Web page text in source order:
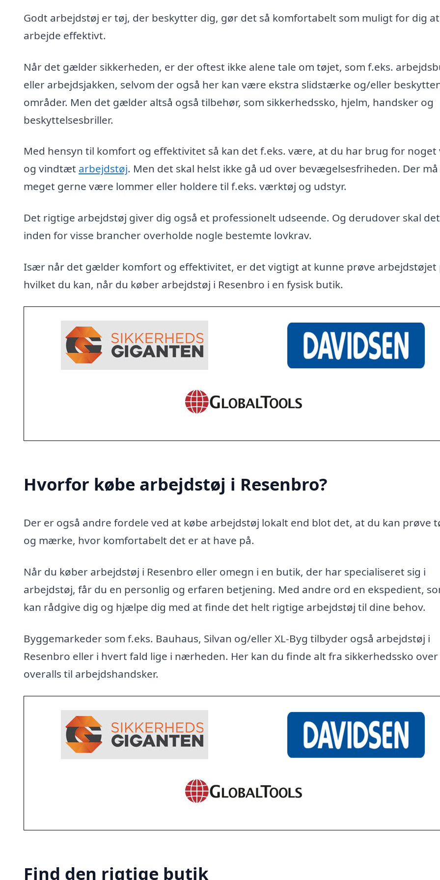
Godt arbejdstøj er tøj, der beskytter dig, gør det så komfortabelt som muligt for dig at
arbejde effektivt.
Når det gælder sikkerheden, er der oftest ikke alene tale om tøjet, som f.eks.
eller arbejdsjakken, selvom der også her kan være ekstra slidstærke og/eller
områder. Men det gælder altså også tilbehør, som sikkerhedssko, hjelm, handsker og
beskyttelsesbriller.
Med hensyn til komfort og effektivitet så kan det f.eks. være, at du har brug for noget
og vindtæt arbejdstøj. Men det skal helst ikke gå ud over bevægelsesfriheden. Der
meget gerne være lommer eller holdere til f.eks. værktøj og udstyr.
Det rigtige arbejdstøj giver dig også et professionelt udseende. Og derudover skal det
inden for visse brancher overholde nogle bestemte lovkrav.
Især når det gælder komfort og effektivitet, er det vigtigt at kunne prøve arbejdstøjet
hvilket du kan, når du køber arbejdstøj i Resenbro i en fysisk butik.
Hvorfor købe arbejdstøj i Resenbro?
Der er også andre fordele ved at købe arbejdstøj lokalt end blot det, at du kan prøve
og mærke, hvor komfortabelt det er at have på.
Når du køber arbejdstøj i Resenbro eller omegn i en butik, der har specialiseret sig i
arbejdstøj, får du en personlig og erfaren betjening. Med andre ord en ekspedient,
kan rådgive dig og hjælpe dig med at finde det helt rigtige arbejdstøj til dine behov.
Byggemarkeder som f.eks. Bauhaus, Silvan og/eller XL-Byg tilbyder også arbejdstøj i
Resenbro eller i hvert fald lige i nærheden. Her kan du finde alt fra sikkerhedssko over
overalls til arbejdshandsker.
Find den rigtige butik